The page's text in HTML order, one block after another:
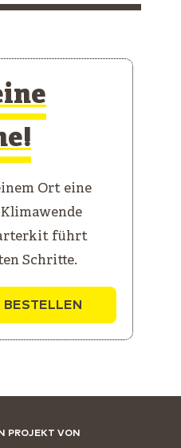
Ort eine
führt
Schritte.
BESTELLEN
PROJEKT VON